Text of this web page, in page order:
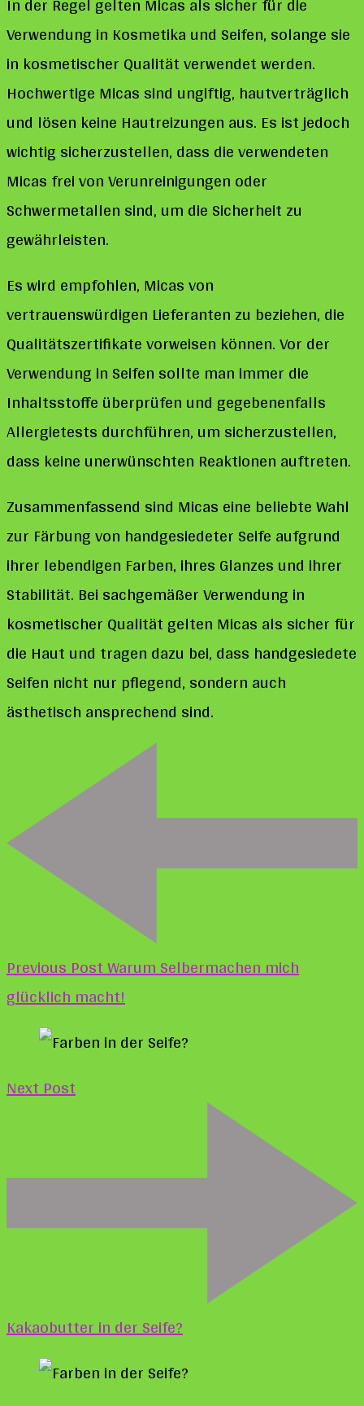
Verwendung in Kosmetika und Seifen, solange sie
in kosmetischer Qualität verwendet werden.
Hochwertige Micas sind ungiftig, hautverträglich
und lösen keine Hautreizungen aus. Es ist jedoch
wichtig sicherzustellen, dass die verwendeten
Micas frei von Verunreinigungen oder
Schwermetallen sind, um die Sicherheit zu
gewährleisten.
Es wird empfohlen, Micas von
vertrauenswürdigen Lieferanten zu beziehen, die
Qualitätszertifikate vorweisen können. Vor der
Verwendung in Seifen sollte man immer die
Inhaltsstoffe überprüfen und gegebenenfalls
Allergietests durchführen, um sicherzustellen,
dass keine unerwünschten Reaktionen auftreten.
Zusammenfassend sind Micas eine beliebte Wahl
zur Färbung von handgesiedeter Seife aufgrund
ihrer lebendigen Farben, ihres Glanzes und ihrer
Stabilität. Bei sachgemäßer Verwendung in
kosmetischer Qualität gelten Micas als sicher für
die Haut und tragen dazu bei, dass handgesiedete
Seifen nicht nur pflegend, sondern auch
ästhetisch ansprechend sind.
Navigation
Previous PostWarum Selbermachen mich
glücklich macht!
Next Post
Kakaobutter in der Seife?